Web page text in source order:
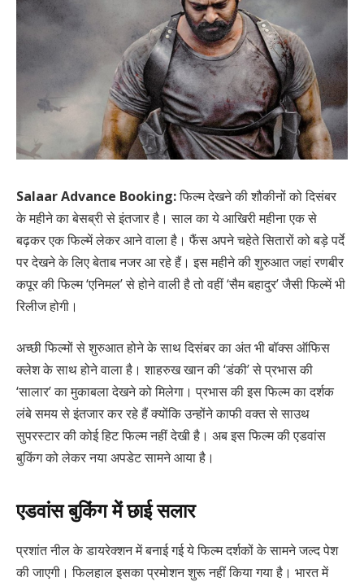
Salaar Advance Booking:फिल्म देखने की शौकीनों को दिसंबर
के महीने का बेसब्री से इंतजार है। साल का ये आखिरी महीना एक से
बढ़कर एक फिल्में लेकर आने वाला है। फैंस अपने चहेते सितारों को बड़े पर्दे
पर देखने के लिए बेताब नजर आ रहे हैं। इस महीने की शुरुआत जहां रणबीर
कपूर की फिल्म ‘एनिमल’ से होने वाली है तो वहीं ‘सैम बहादुर’ जैसी फिल्में भी
रिलीज होगी।
अच्छी फिल्मों से शुरुआत होने के साथ दिसंबर का अंत भी बॉक्स ऑफिस
क्लेश के साथ होने वाला है। शाहरुख खान की ‘डंकी’ से प्रभास की
‘सालार’ का मुकाबला देखने को मिलेगा। प्रभास की इस फिल्म का दर्शक
लंबे समय से इंतजार कर रहे हैं क्योंकि उन्होंने काफी वक्त से साउथ
सुपरस्टार की कोई हिट फिल्म नहीं देखी है। अब इस फिल्म की एडवांस
बुकिंग को लेकर नया अपडेट सामने आया है।
एडवांस बुकिंग में छाई सलार
प्रशांत नील के डायरेक्शन में बनाई गई ये फिल्म दर्शकों के सामने जल्द पेश
की जाएगी। फिलहाल इसका प्रमोशन शुरू नहीं किया गया है। भारत में